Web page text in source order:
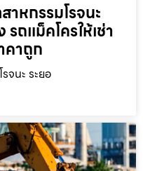
าหกรรมโรจนะ
ถแม็คโครให้เช่า
คาถูก
จนะ ระยอ